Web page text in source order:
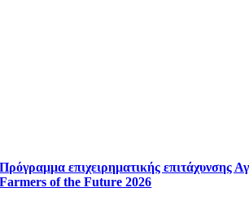
Πρόγραμμα επιχειρηματικής επιτάχυνσης
Farmers of the Future 2026